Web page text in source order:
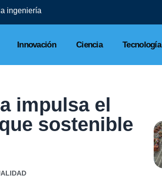
ingeniería
Innovación Ciencia Tecnología
impulsa el
sostenible